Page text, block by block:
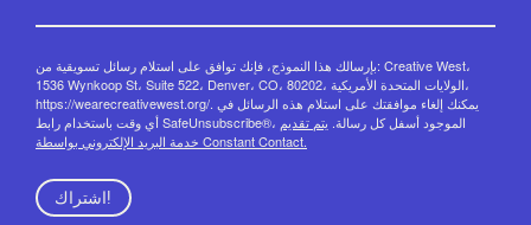
بإرسالك هذا النموذج، فإنك توافق على استلام رسائل تسويقية من: Creative West،
1536 Wynkoop St، Suite 522، Denver، CO، 80202، الولايات المتحدة الأمريكية،
https://wearecreativewest.org/. يمكنك إلغاء موافقتك على استلام هذه الرسائل في
أي وقت باستخدام رابط SafeUnsubscribe®، الموجود أسفل كل رسالة. يتم تقديم
خدمة البريد الإلكتروني بواسطة Constant Contact.
اشتراك!